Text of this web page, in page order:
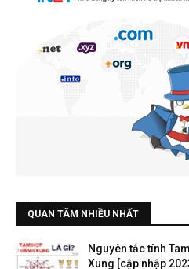
QUAN TÂM NHIỀU NHẤT
Nguyên tắc tính
Xung [cập nhập